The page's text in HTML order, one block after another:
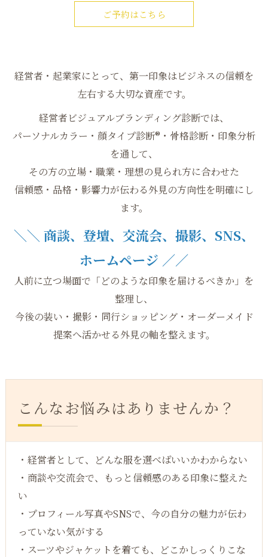
ご予約はこちら
経営者・起業家にとって、第一印象はビジネスの信頼を
左右する大切な資産です。
経営者ビジュアルブランディング診断では、
パーソナルカラー・顔タイプ診断®・骨格診断・印象分析
を通して、
その方の立場・職業・理想の見られ方に合わせた
信頼感・品格・影響力が伝わる外見の方向性を明確にし
ます。
＼＼ 商談、登壇、交流会、撮影、SNS、
ホームページ ／／
人前に立つ場面で「どのような印象を届けるべきか」を
整理し、
今後の装い・撮影・同行ショッピング・オーダーメイド
提案へ活かせる外見の軸を整えます。
こんなお悩みはありませんか？
・経営者として、どんな服を選べばいいかわからない
・商談や交流会で、もっと信頼感のある印象に整えた
い
・プロフィール写真やSNSで、今の自分の魅力が伝わ
っていない気がする
・スーツやジャケットを着ても、どこかしっくりこな